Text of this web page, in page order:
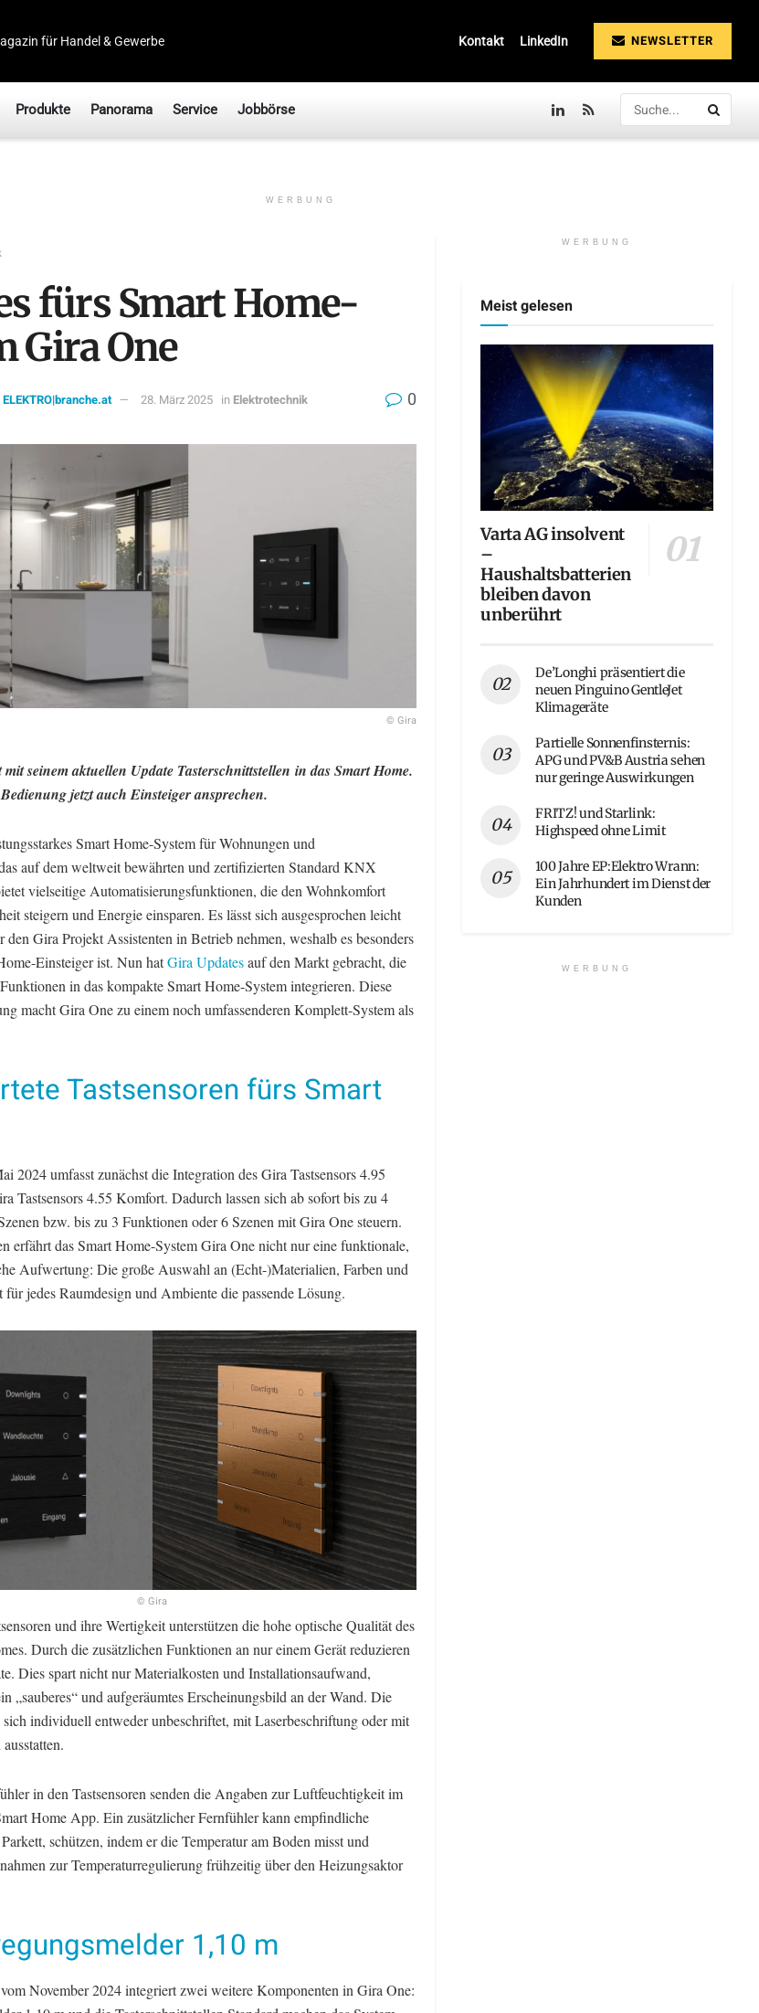
für Handel & Gewerbe Kontakt LinkedIn NEWSLETTER
Produkte Panorama Service Jobbörse
WERBUNG
fürs Smart Home-
Gira One
28. März 2025 in Elektrotechnik 0
© Gira
seinem aktuellen Update Tasterschnittstellen in das Smart Home.
jetzt auch Einsteiger ansprechen.
Smart Home-System für Wohnungen und
auf dem weltweit bewährten und zertifizierten Standard KNX
vielseitige Automatisierungsfunktionen, die den Wohnkomfort
steigern und Energie einsparen. Es lässt sich ausgesprochen leicht
den Gira Projekt Assistenten in Betrieb nehmen, weshalb es besonders
Einsteiger ist. Nun hatGira Updatesauf den Markt gebracht, die
in das kompakte Smart Home-System integrieren. Diese
macht Gira One zu einem noch umfassenderen Komplett-System als
Tastsensoren fürs Smart
2024 umfasst zunächst die Integration des Gira Tastsensors 4.95
Tastsensors 4.55 Komfort. Dadurch lassen sich ab sofort bis zu 4
bzw. bis zu 3 Funktionen oder 6 Szenen mit Gira One steuern.
erfährt das Smart Home-System Gira One nicht nur eine funktionale,
Aufwertung: Die große Auswahl an (Echt-)Materialien, Farben und
für jedes Raumdesign und Ambiente die passende Lösung.
© Gira
und ihre Wertigkeit unterstützen die hohe optische Qualität des
Durch die zusätzlichen Funktionen an nur einem Gerät reduzieren
Dies spart nicht nur Materialkosten und Installationsaufwand,
„sauberes“ und aufgeräumtes Erscheinungsbild an der Wand. Die
sich individuell entweder unbeschriftet, mit Laserbeschriftung oder mit
in den Tastsensoren senden die Angaben zur Luftfeuchtigkeit im
Home App. Ein zusätzlicher Fernfühler kann empfindliche
schützen, indem er die Temperatur am Boden misst und
zur Temperaturregulierung frühzeitig über den Heizungsaktor
1,10 m
November 2024 integriert zwei weitere Komponenten in Gira One:
WERBUNG
Meist gelesen
Varta AG insolvent
–
Haushaltsbatterien
bleiben davon
unberührt
De’Longhi präsentiert die
neuen Pinguino GentleJet
Klimageräte
Partielle Sonnenfinsternis:
APG und PV&B Austria sehen
nur geringe Auswirkungen
FRITZ! und Starlink:
Highspeed ohne Limit
100 Jahre EP:Elektro Wrann:
Ein Jahrhundert im Dienst der
Kunden
WERBUNG